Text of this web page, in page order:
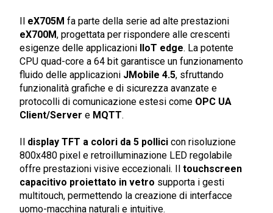
Il eX705M fa parte della serie ad alte prestazioni
eX700M, progettata per rispondere alle crescenti
esigenze delle applicazioni IIoT edge. La potente
CPU quad-core a 64 bit garantisce un funzionamento
fluido delle applicazioni JMobile 4.5, sfruttando
funzionalità grafiche e di sicurezza avanzate e
protocolli di comunicazione estesi come OPC UA
Client/Server e MQTT.
Il display TFT a colori da 5 pollici con risoluzione
800x480 pixel e retroilluminazione LED regolabile
offre prestazioni visive eccezionali. Il touchscreen
capacitivo proiettato in vetro supporta i gesti
multitouch, permettendo la creazione di interfacce
uomo-macchina naturali e intuitive.